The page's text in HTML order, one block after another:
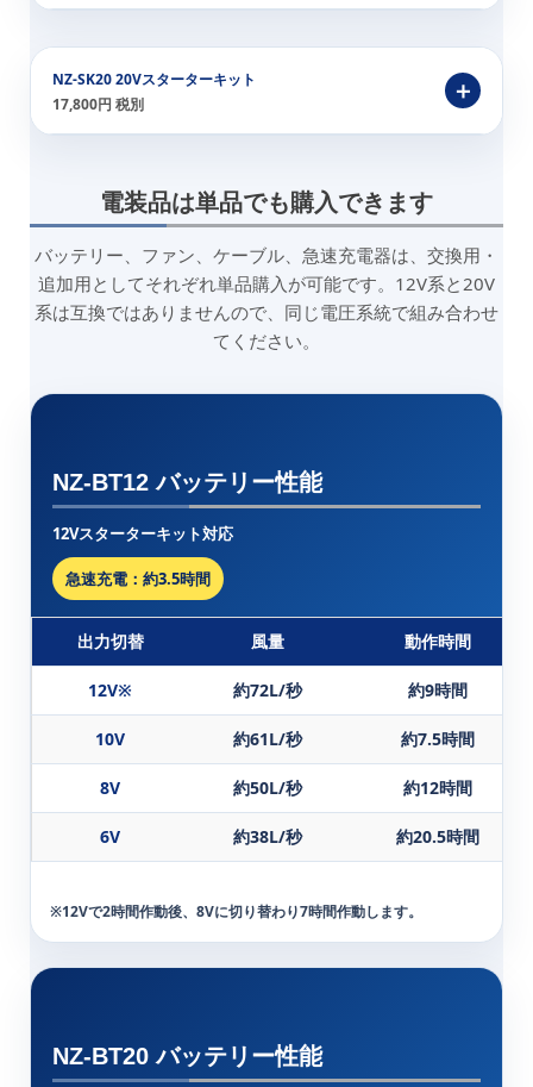
NZ-SK20 20Vスターターキット
17,800円 税別
電装品は単品でも購入できます
バッテリー、ファン、ケーブル、急速充電器は、交換用・
追加用としてそれぞれ単品購入が可能です。12V系と20V
系は互換ではありませんので、同じ電圧系統で組み合わせ
てください。
NZ-BT12 バッテリー性能
12Vスターターキット対応
急速充電：約3.5時間
出力切替 風量 動作時間
12V※ 約72L/秒 約9時間
10V 約61L/秒 約7.5時間
8V 約50L/秒 約12時間
6V 約38L/秒 約20.5時間
※12Vで2時間作動後、8Vに切り替わり7時間作動します。
NZ-BT20 バッテリー性能